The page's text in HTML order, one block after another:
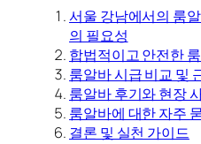
서울 강남에서의 룸
의 필요성
합법적이고 안전한
룸알바 시급 비교 및
룸알바 후기와 현장
룸알바에 대한 자주
결론 및 실천 가이드